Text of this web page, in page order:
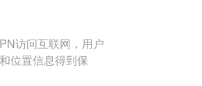
访问互联网，用户
位置信息得到保